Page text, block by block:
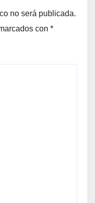
no será publicada.
con *